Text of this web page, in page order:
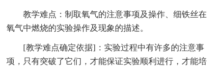
教学难点：制取氧气的注意事项及操作、细铁丝在
氧气中燃烧的实验操作及现象的描述。
[教学难点确定依据]：实验过程中有许多的注意事
项，只有突破了它们，才能保证实验顺利进行，才能培